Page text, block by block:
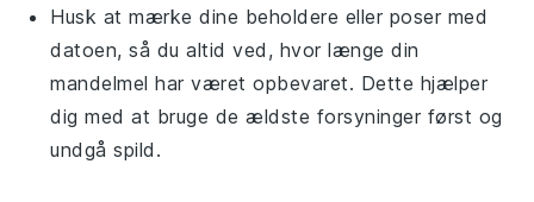
Husk at mærke dine beholdere eller poser med
datoen, så du altid ved, hvor længe din
mandelmel har været opbevaret. Dette hjælper
dig med at bruge de ældste forsyninger først og
undgå spild.